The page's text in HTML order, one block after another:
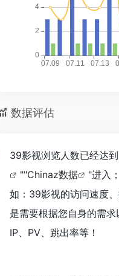
数据评估
39影视浏览人数已经达
""Chinaz数据
"进入
如：39影视的访问速度
是需要根据您自身的需
IP、PV、跳出率等！